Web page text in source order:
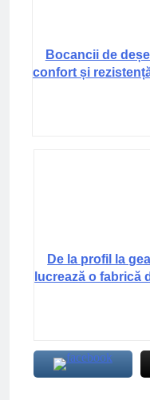
Bocancii de
confort și
De la profil la
lucrează o fabrică